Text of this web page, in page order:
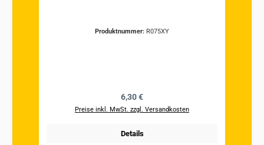
Produktnummer: R075XY
Regulärer Preis:
6,30 €
Preise inkl. MwSt. zzgl. Versandkosten
Details